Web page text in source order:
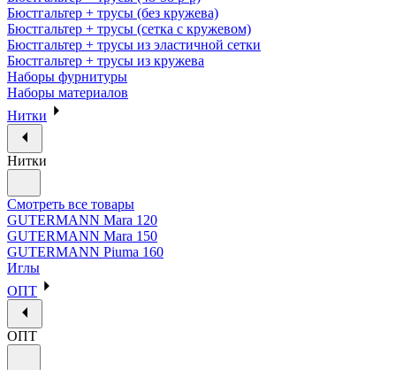
Бюстгальтер + трусы (без кружева)
Бюстгальтер + трусы (сетка с кружевом)
Бюстгальтер + трусы из эластичной сетки
Бюстгальтер + трусы из кружева
Наборы фурнитуры
Наборы материалов
Нитки
Нитки
Смотреть все товары
GUTERMANN Mara 120
GUTERMANN Mara 150
GUTERMANN Piuma 160
Иглы
ОПТ
ОПТ